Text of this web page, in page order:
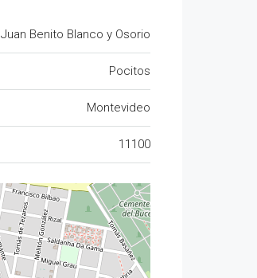
Juan Benito Blanco y Osorio
Pocitos
Montevideo
11100